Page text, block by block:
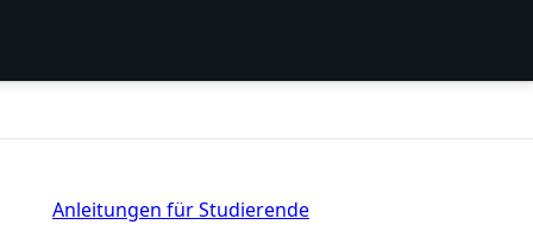
Anleitungen für Studierende